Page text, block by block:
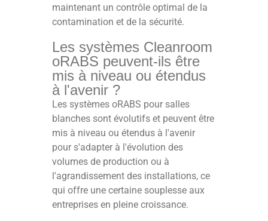
maintenant un contrôle optimal de la
contamination et de la sécurité.
Les systèmes Cleanroom
oRABS peuvent-ils être
mis à niveau ou étendus
à l'avenir ?
Les systèmes oRABS pour salles
blanches sont évolutifs et peuvent être
mis à niveau ou étendus à l'avenir
pour s'adapter à l'évolution des
volumes de production ou à
l'agrandissement des installations, ce
qui offre une certaine souplesse aux
entreprises en pleine croissance.